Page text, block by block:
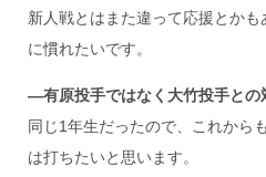
新人戦とはまた違って応援とか
に慣れたいです。
―有原投手ではなく大竹投手との
同じ1年生だったので、これから
は打ちたいと思います。